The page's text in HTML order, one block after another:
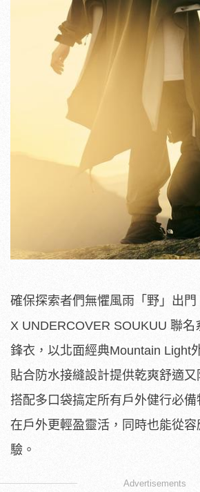
確保探索者們無懼風雨「野」出
X UNDERCOVER SOUKUU 聯名
鋒衣，以北面經典Mountain Light
貼合防水接縫設計提供乾爽舒適又
搭配多口袋搞定所有戶外健行必
在戶外更輕盈靈活，同時也能從
驗。
Advertisements